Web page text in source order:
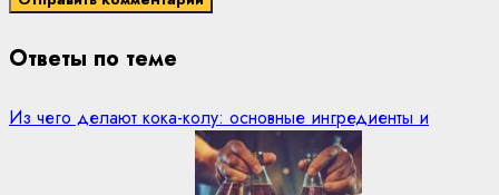
Ответы по теме
Из чего делают кока-колу: основные ингредиенты и